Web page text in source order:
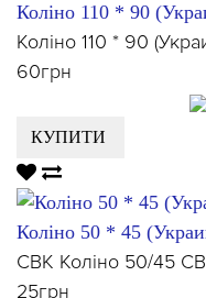
Колiно 110 * 90
Колiно 110 * 90
60грн
КУПИТИ
Колiно 50 * 45
СВК Коліно 50/45
25грн